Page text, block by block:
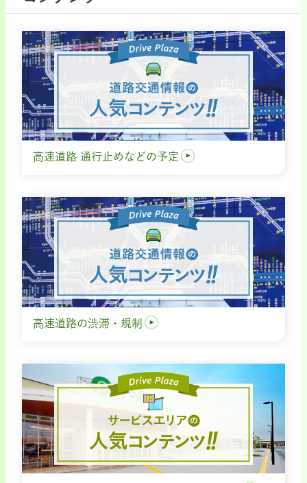
高速道路 通行止めなどの予定
高速道路の渋滞・規制